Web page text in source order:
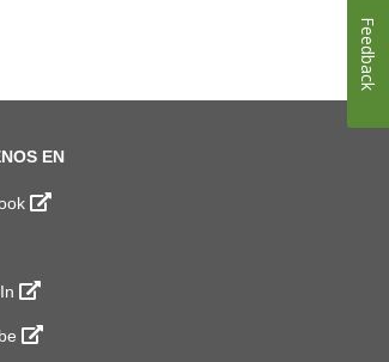
EN
Feedback